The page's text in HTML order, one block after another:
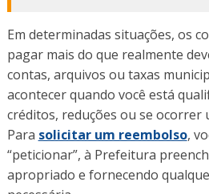
Em determinadas situações, os
pagar mais do que realmente
contas, arquivos ou taxas
acontecer quando você está
créditos, reduções ou se ocorrer
Para solicitar um reembolso,
“peticionar”, à Prefeitura
apropriado e fornecendo